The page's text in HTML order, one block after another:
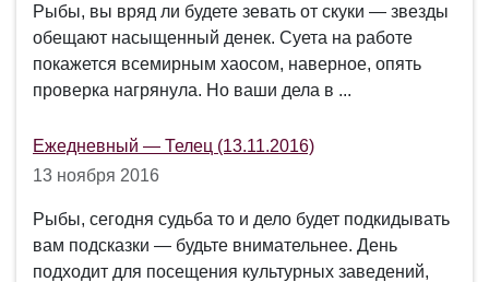
Рыбы, вы вряд ли будете зевать от скуки ― звезды
обещают насыщенный денек. Суета на работе
покажется всемирным хаосом, наверное, опять
проверка нагрянула. Но ваши дела в ...
Ежедневный — Телец (13.11.2016)
13 ноября 2016
Рыбы, сегодня судьба то и дело будет подкидывать
вам подсказки — будьте внимательнее. День
подходит для посещения культурных заведений,